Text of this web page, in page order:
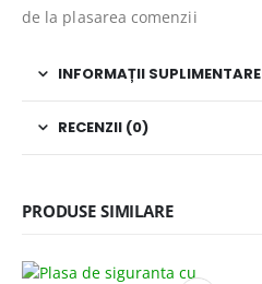
de la plasarea comenzii
INFORMAȚII SUPLIMENTARE
RECENZII (0)
PRODUSE SIMILARE